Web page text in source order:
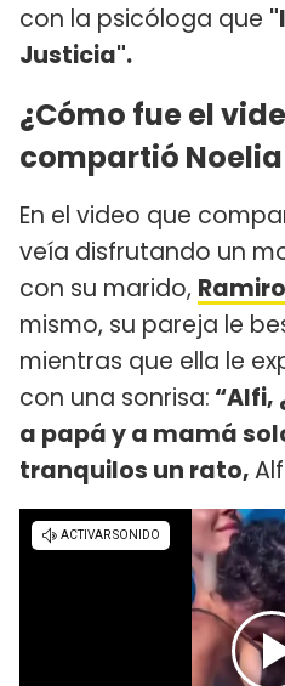
con la psicóloga que
Justicia".
¿Cómo fue el
compartió
En el video que
veía disfrutando un
con su marido,
mismo, su pareja le
mientras que ella le
con una sonrisa: “Alfi,
a papá y a mamá
tranquilos un rato,